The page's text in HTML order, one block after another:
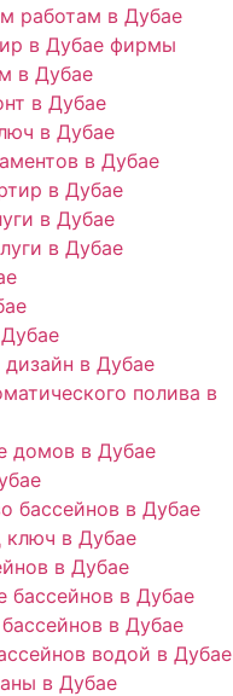
работам в Дубае
в Дубае фирмы
в Дубае
в Дубае
в Дубае
в Дубае
в Дубае
в Дубае
в Дубае
в Дубае
полива в
домов в Дубае
бассейнов в Дубае
ключ в Дубае
в Дубае
бассейнов в Дубае
в Дубае
водой в Дубае
в Дубае